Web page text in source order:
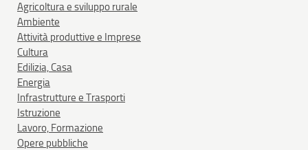
Agricoltura e sviluppo rurale
Ambiente
Attività produttive e Imprese
Cultura
Edilizia, Casa
Energia
Infrastrutture e Trasporti
Istruzione
Lavoro, Formazione
Opere pubbliche